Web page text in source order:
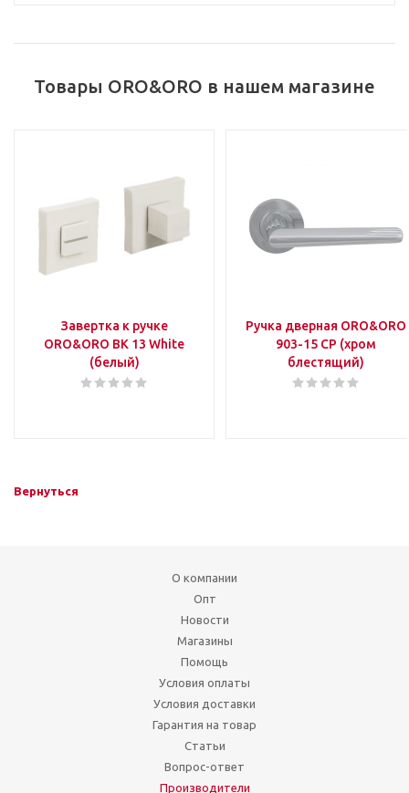
Товары ORO&ORO в нашем магазине
Завертка к ручке
ORO&ORO BK 13 White
(белый)
Ручка дверная ORO&ORO
903-15 CP (хром
блестящий)
Вернуться
О компании
Опт
Новости
Магазины
Помощь
Условия оплаты
Условия доставки
Гарантия на товар
Статьи
Вопрос-ответ
Производители